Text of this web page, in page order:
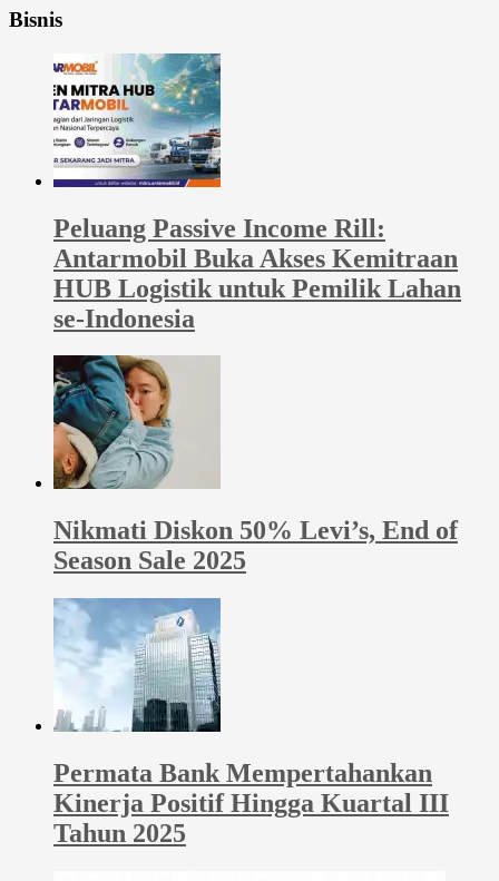
Bisnis
Peluang Passive Income Rill:
Antarmobil Buka Akses Kemitraan
HUB Logistik untuk Pemilik Lahan
se-Indonesia
Nikmati Diskon 50% Levi’s, End of
Season Sale 2025
Permata Bank Mempertahankan
Kinerja Positif Hingga Kuartal III
Tahun 2025